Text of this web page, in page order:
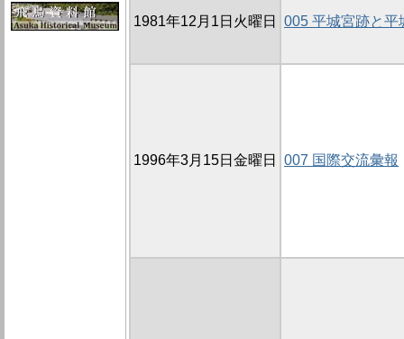
1981年12月1日火曜日 005 平城宮跡と平
1996年3月15日金曜日 007 国際交流彙報